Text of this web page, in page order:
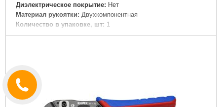
Диэлектрическое покрытие: Нет
Материал рукоятки: Двухкомпонентная
Количество в упаковке, шт: 1
Тип реза: Боковой